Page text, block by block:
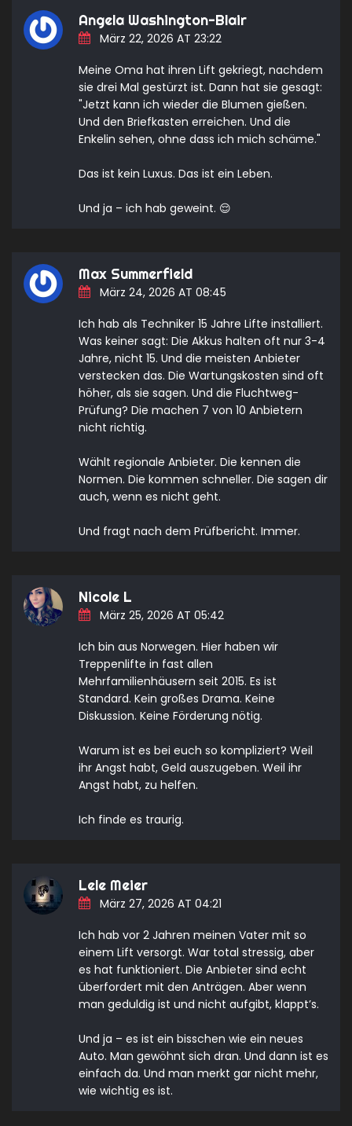
Angela Washington-Blair
März 22, 2026 AT 23:22
Meine Oma hat ihren Lift gekriegt, nachdem
sie drei Mal gestürzt ist. Dann hat sie gesagt:
"Jetzt kann ich wieder die Blumen gießen.
Und den Briefkasten erreichen. Und die
Enkelin sehen, ohne dass ich mich schäme."
Das ist kein Luxus. Das ist ein Leben.
Und ja – ich hab geweint. 😌
Max Summerfield
März 24, 2026 AT 08:45
Ich hab als Techniker 15 Jahre Lifte installiert.
Was keiner sagt: Die Akkus halten oft nur 3-4
Jahre, nicht 15. Und die meisten Anbieter
verstecken das. Die Wartungskosten sind oft
höher, als sie sagen. Und die Fluchtweg-
Prüfung? Die machen 7 von 10 Anbietern
nicht richtig.
Wählt regionale Anbieter. Die kennen die
Normen. Die kommen schneller. Die sagen dir
auch, wenn es nicht geht.
Und fragt nach dem Prüfbericht. Immer.
Nicole L
März 25, 2026 AT 05:42
Ich bin aus Norwegen. Hier haben wir
Treppenlifte in fast allen
Mehrfamilienhäusern seit 2015. Es ist
Standard. Kein großes Drama. Keine
Diskussion. Keine Förderung nötig.
Warum ist es bei euch so kompliziert? Weil
ihr Angst habt, Geld auszugeben. Weil ihr
Angst habt, zu helfen.
Ich finde es traurig.
Lele Meier
März 27, 2026 AT 04:21
Ich hab vor 2 Jahren meinen Vater mit so
einem Lift versorgt. War total stressig, aber
es hat funktioniert. Die Anbieter sind echt
überfordert mit den Anträgen. Aber wenn
man geduldig ist und nicht aufgibt, klappt’s.
Und ja – es ist ein bisschen wie ein neues
Auto. Man gewöhnt sich dran. Und dann ist es
einfach da. Und man merkt gar nicht mehr,
wie wichtig es ist.